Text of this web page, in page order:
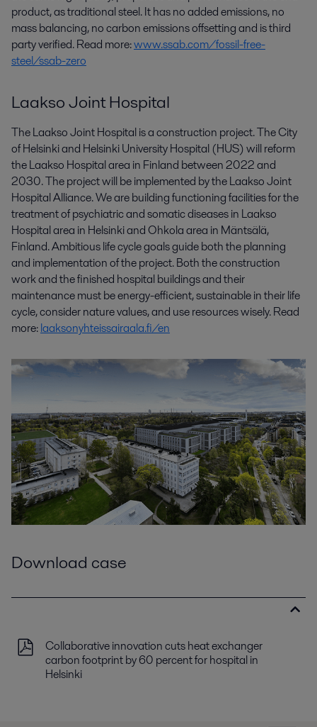
product, as traditional steel. It has no added emissions, no
mass balancing, no carbon emissions offsetting and is third
party verified. Read more:www.ssab.com/fossil-free-
steel/ssab-zero
Laakso Joint Hospital
The Laakso Joint Hospital is a construction project. The City
of Helsinki and Helsinki University Hospital (HUS) will reform
the Laakso Hospital area in Finland between 2022 and
2030. The project will be implemented by the Laakso Joint
Hospital Alliance. We are building functioning facilities for the
treatment of psychiatric and somatic diseases in Laakso
Hospital area in Helsinki and Ohkola area in Mäntsälä,
Finland. Ambitious life cycle goals guide both the planning
and implementation of the project. Both the construction
work and the finished hospital buildings and their
maintenance must be energy-efficient, sustainable in their life
cycle, consider nature values, and use resources wisely. Read
more:laaksonyhteissairaala.fi/en
Download case
Collaborative innovation cuts heat exchanger
carbon footprint by 60 percent for hospital in
Helsinki